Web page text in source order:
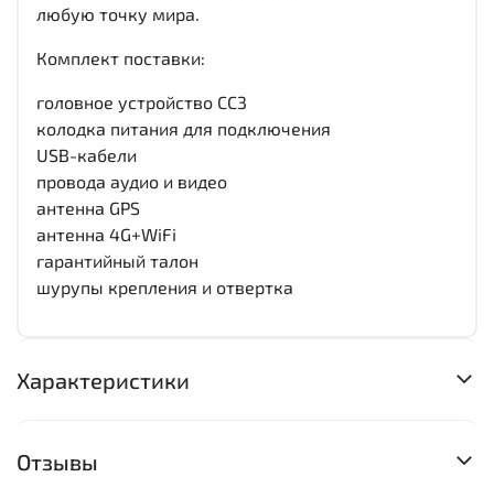
любую точку мира.
Комплект поставки:
головное устройство СС3
колодка питания для подключения
USB-кабели
провода аудио и видео
антенна GPS
антенна 4G+WiFi
гарантийный талон
шурупы крепления и отвертка
Характеристики
Отзывы